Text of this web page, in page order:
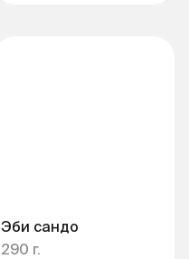
Эби сандо
290 г.